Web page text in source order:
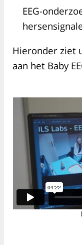
EEG-
Hieronder ziet
aan het Baby